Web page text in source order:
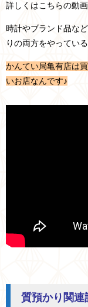
詳しくはこちらの動
時計やブランド品な
りの両方をやってい
かんてい局亀有店は
いお店なんです♪
質預かり関連